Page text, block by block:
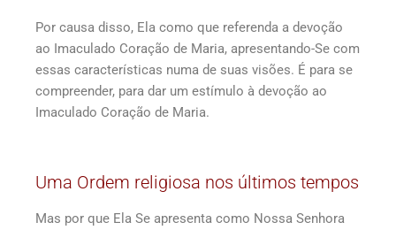
Por causa disso, Ela como que referenda a devoção
ao Imaculado Coração de Maria, apresentando-Se com
essas características numa de suas visões. É para se
compreender, para dar um estímulo à devoção ao
Imaculado Coração de Maria.
Uma Ordem religiosa nos últimos tempos
Mas por que Ela Se apresenta como Nossa Senhora